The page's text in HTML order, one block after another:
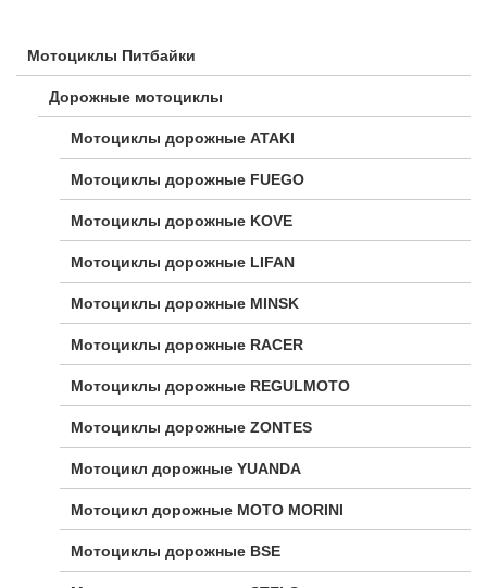
Мотоциклы Питбайки
Дорожные мотоциклы
Мотоциклы дорожные ATAKI
Мотоциклы дорожные FUEGO
Мотоциклы дорожные KOVE
Мотоциклы дорожные LIFAN
Мотоциклы дорожные MINSK
Мотоциклы дорожные RACER
Мотоциклы дорожные REGULMOTO
Мотоциклы дорожные ZONTES
Мотоцикл дорожные YUANDA
Мотоцикл дорожные МОТО MORINI
Мотоциклы дорожные BSE